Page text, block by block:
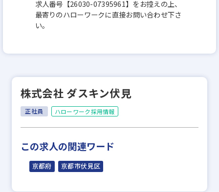
求人番号【26030-07395961】をお控えの上、
最寄りのハローワークに直接お問い合わせ下さ
い。
株式会社 ダスキン伏見
正社員 ハローワーク採用情報
この求人の関連ワード
京都府 京都市伏見区